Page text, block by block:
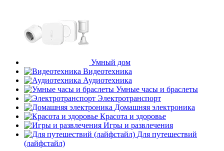
Умный дом
Видеотехника
Аудиотехника
Умные часы и браслеты
Электротранспорт
Домашняя электроника
Красота и здоровье
Игры и развлечения
Для путешествий
(лайфстайл)